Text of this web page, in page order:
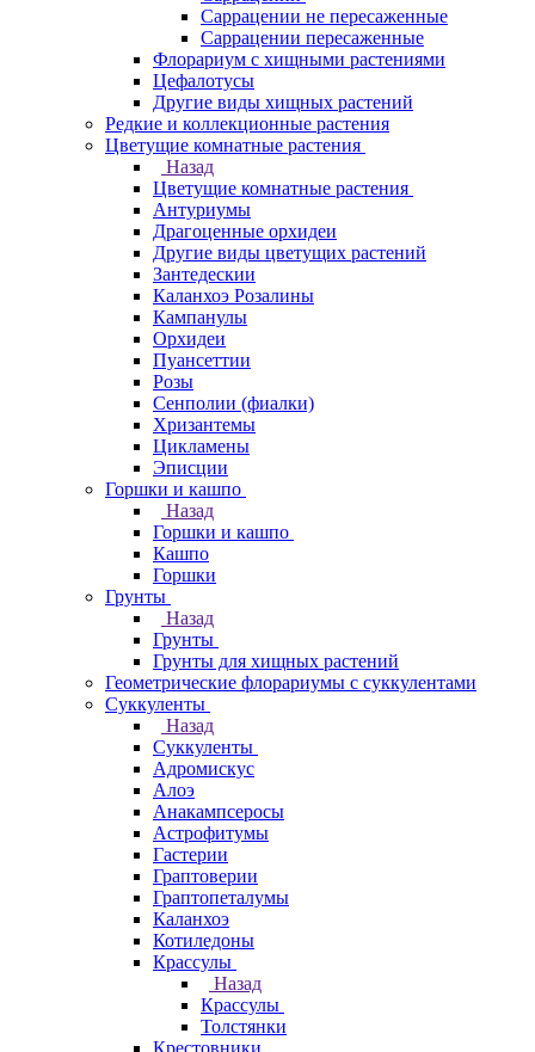
Саррацении не пересаженные
Саррацении пересаженные
Флорариум с хищными растениями
Цефалотусы
Другие виды хищных растений
Редкие и коллекционные растения
Цветущие комнатные растения
Назад
Цветущие комнатные растения
Антуриумы
Драгоценные орхидеи
Другие виды цветущих растений
Зантедескии
Каланхоэ Розалины
Кампанулы
Орхидеи
Пуансеттии
Розы
Сенполии (фиалки)
Хризантемы
Цикламены
Эписции
Горшки и кашпо
Назад
Горшки и кашпо
Кашпо
Горшки
Грунты
Назад
Грунты
Грунты для хищных растений
Геометрические флорариумы с суккулентами
Суккуленты
Назад
Суккуленты
Адромискус
Алоэ
Анакампсеросы
Астрофитумы
Гастерии
Граптоверии
Граптопеталумы
Каланхоэ
Котиледоны
Крассулы
Назад
Крассулы
Толстянки
Крестовники